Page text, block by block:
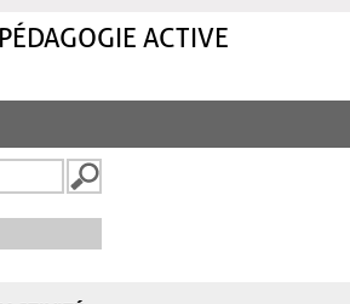
ACTIVE